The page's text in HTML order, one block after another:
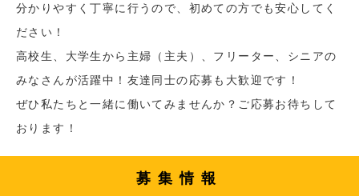
分かりやすく丁寧に行うので、初めての方でも安心してく
ださい！
高校生、大学生から主婦（主夫）、フリーター、シニアの
みなさんが活躍中！友達同士の応募も大歓迎です！
ぜひ私たちと一緒に働いてみませんか？ご応募お待ちして
おります！
募集情報